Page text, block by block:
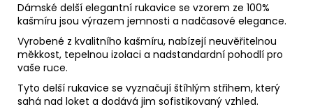
Dámské delší elegantní rukavice se vzorem ze 100%
kašmíru jsou výrazem jemnosti a nadčasové elegance.
Vyrobené z kvalitního kašmíru, nabízejí neuvěřitelnou
měkkost, tepelnou izolaci a nadstandardní pohodlí pro
vaše ruce.
Tyto delší rukavice se vyznačují štíhlým střihem, který
sahá nad loket a dodává jim sofistikovaný vzhled.